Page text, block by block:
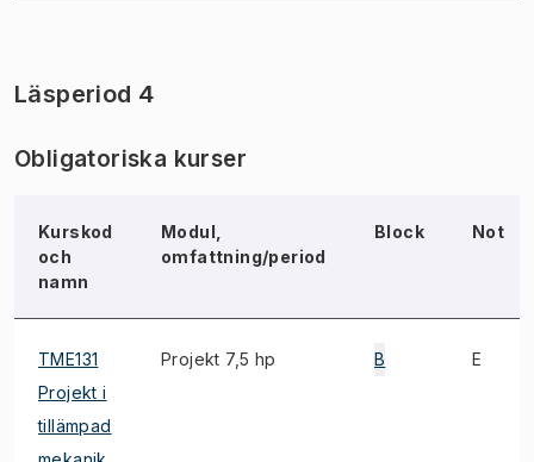
Läsperiod 4
Obligatoriska kurser
Kurskod
och
namn
Modul,
omfattning/period
Block Not
TME131
Projekt i
tillämpad
Projekt 7,5 hp B E